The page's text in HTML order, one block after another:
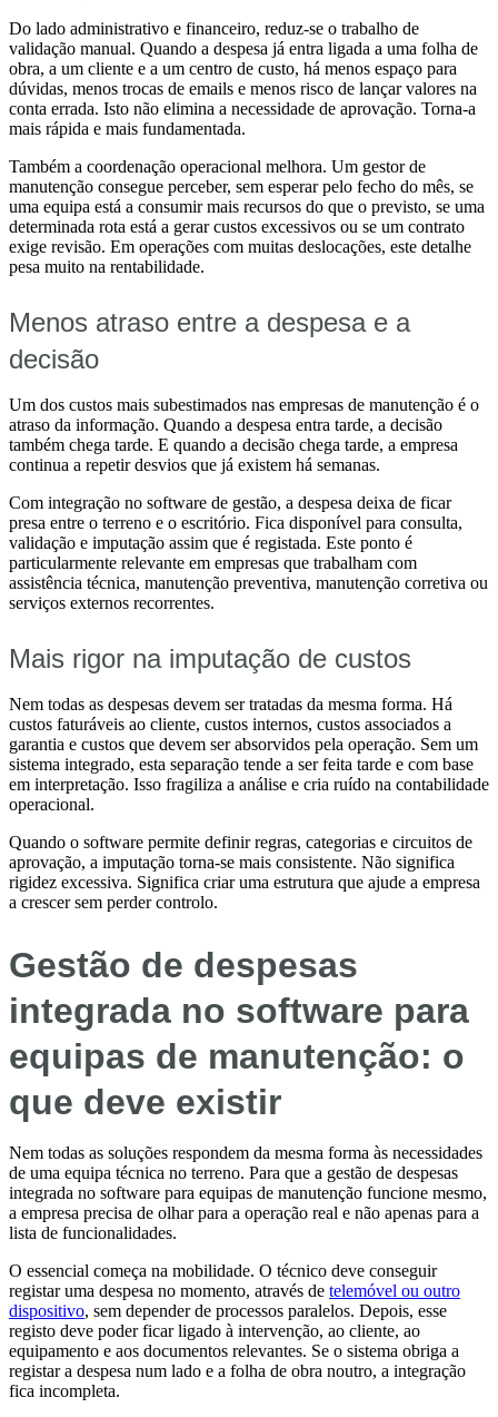
Do lado administrativo e financeiro, reduz-se o trabalho de
validação manual. Quando a despesa já entra ligada a uma folha de
obra, a um cliente e a um centro de custo, há menos espaço para
dúvidas, menos trocas de emails e menos risco de lançar valores na
conta errada. Isto não elimina a necessidade de aprovação. Torna-a
mais rápida e mais fundamentada.
Também a coordenação operacional melhora. Um gestor de
manutenção consegue perceber, sem esperar pelo fecho do mês, se
uma equipa está a consumir mais recursos do que o previsto, se uma
determinada rota está a gerar custos excessivos ou se um contrato
exige revisão. Em operações com muitas deslocações, este detalhe
pesa muito na rentabilidade.
Menos atraso entre a despesa e a
decisão
Um dos custos mais subestimados nas empresas de manutenção é o
atraso da informação. Quando a despesa entra tarde, a decisão
também chega tarde. E quando a decisão chega tarde, a empresa
continua a repetir desvios que já existem há semanas.
Com integração no software de gestão, a despesa deixa de ficar
presa entre o terreno e o escritório. Fica disponível para consulta,
validação e imputação assim que é registada. Este ponto é
particularmente relevante em empresas que trabalham com
assistência técnica, manutenção preventiva, manutenção corretiva ou
serviços externos recorrentes.
Mais rigor na imputação de custos
Nem todas as despesas devem ser tratadas da mesma forma. Há
custos faturáveis ao cliente, custos internos, custos associados a
garantia e custos que devem ser absorvidos pela operação. Sem um
sistema integrado, esta separação tende a ser feita tarde e com base
em interpretação. Isso fragiliza a análise e cria ruído na contabilidade
operacional.
Quando o software permite definir regras, categorias e circuitos de
aprovação, a imputação torna-se mais consistente. Não significa
rigidez excessiva. Significa criar uma estrutura que ajude a empresa
a crescer sem perder controlo.
Gestão de despesas
integrada no software para
equipas de manutenção: o
que deve existir
Nem todas as soluções respondem da mesma forma às necessidades
de uma equipa técnica no terreno. Para que a gestão de despesas
integrada no software para equipas de manutenção funcione mesmo,
a empresa precisa de olhar para a operação real e não apenas para a
lista de funcionalidades.
O essencial começa na mobilidade. O técnico deve conseguir
registar uma despesa no momento, através de telemóvel ou outro
dispositivo, sem depender de processos paralelos. Depois, esse
registo deve poder ficar ligado à intervenção, ao cliente, ao
equipamento e aos documentos relevantes. Se o sistema obriga a
registar a despesa num lado e a folha de obra noutro, a integração
fica incompleta.